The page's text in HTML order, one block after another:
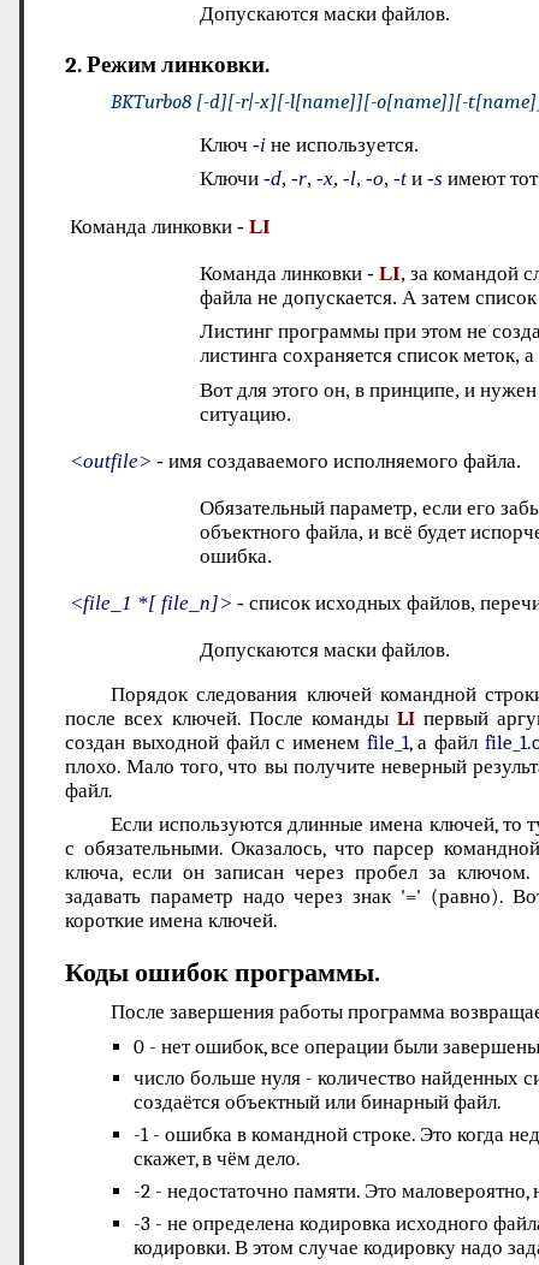
Допускаются маски файлов.
2. Режим линковки.
BKTurbo8 [-d][-r|-x][-l[name]][-o[name]][-
Ключ-i не используется.
Ключи-d,-r,-x,-l,-o,-t и-s имеют
Команда линковки -LI
Команда линковки -LI, за командой
файла не допускается. А затем
Листинг программы при этом не
листинга сохраняется список меток,
Вот для этого он, в принципе, и
ситуацию.
<outfile> - имя создаваемого исполняемого файла.
Обязательный параметр, если его
объектного файла, и всё будет
ошибка.
<file_1 *[ file_n]> - список исходных файлов,
Допускаются маски файлов.
Порядок следования ключей командной
после всех ключей. После командыLI первый
создан выходной файл с именем file_1, а файл
плохо. Мало того, что вы получите неверный
файл.
Если используются длинные имена ключей, то
с обязательными. Оказалось, что парсер
ключа, если он записан через пробел за
задавать параметр надо через знак '=' (равно).
короткие имена ключей.
Коды ошибок программы.
После завершения работы программа
0 - нет ошибок, все операции были
число больше нуля - количество найденных
создаётся объектный или бинарный файл.
-1 - ошибка в командной строке. Это когда
скажет, в чём дело.
-2 - недостаточно памяти. Это маловероятно,
-3 - не определена кодировка исходного
кодировки. В этом случае кодировку надо